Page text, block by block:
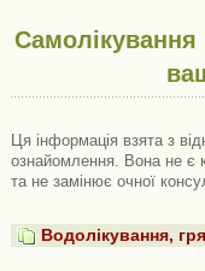
Ця інформація взята з
ознайомлення. Вона не є
та не замінює очної
Водолікування,